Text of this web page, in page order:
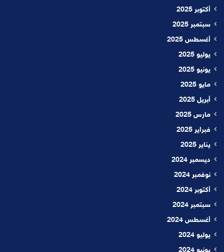
أكتوبر 2025
سبتمبر 2025
أغسطس 2025
يوليو 2025
يونيو 2025
مايو 2025
أبريل 2025
مارس 2025
فبراير 2025
يناير 2025
ديسمبر 2024
نوفمبر 2024
أكتوبر 2024
سبتمبر 2024
أغسطس 2024
يوليو 2024